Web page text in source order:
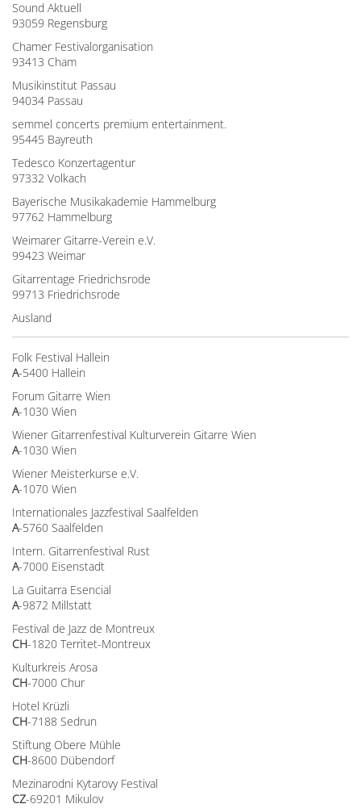
Sound Aktuell
93059 Regensburg
Chamer Festivalorganisation
93413 Cham
Musikinstitut Passau
94034 Passau
semmel concerts premium entertainment.
95445 Bayreuth
Tedesco Konzertagentur
97332 Volkach
Bayerische Musikakademie Hammelburg
97762 Hammelburg
Weimarer Gitarre-Verein e.V.
99423 Weimar
Gitarrentage Friedrichsrode
99713 Friedrichsrode
Ausland
Folk Festival Hallein
A-5400 Hallein
Forum Gitarre Wien
A-1030 Wien
Wiener Gitarrenfestival Kulturverein Gitarre Wien
A-1030 Wien
Wiener Meisterkurse e.V.
A-1070 Wien
Internationales Jazzfestival Saalfelden
A-5760 Saalfelden
Intern. Gitarrenfestival Rust
A-7000 Eisenstadt
La Guitarra Esencial
A-9872 Millstatt
Festival de Jazz de Montreux
CH-1820 Territet-Montreux
Kulturkreis Arosa
CH-7000 Chur
Hotel Krüzli
CH-7188 Sedrun
Stiftung Obere Mühle
CH-8600 Dübendorf
Mezinarodni Kytarovy Festival
CZ-69201 Mikulov